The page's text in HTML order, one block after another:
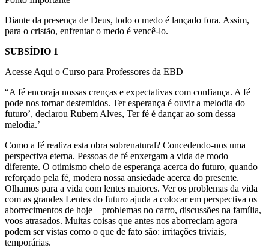
Diante da presença de Deus, todo o medo é lançado fora. Assim,
para o cristão, enfrentar o medo é vencê-lo.
SUBSÍDIO 1
Acesse Aqui o Curso para Professores da EBD
“A fé encoraja nossas crenças e expectativas com confiança. A fé
pode nos tornar destemidos. Ter esperança é ouvir a melodia do
futuro’, declarou Rubem Alves, Ter fé é dançar ao som dessa
melodia.’
Como a fé realiza esta obra sobrenatural? Concedendo-nos uma
perspectiva eterna. Pessoas de fé enxergam a vida de modo
diferente. O otimismo cheio de esperança acerca do futuro, quando
reforçado pela fé, modera nossa ansiedade acerca do presente.
Olhamos para a vida com lentes maiores. Ver os problemas da vida
com as grandes Lentes do futuro ajuda a colocar em perspectiva os
aborrecimentos de hoje – problemas no carro, discussões na família,
voos atrasados. Muitas coisas que antes nos aborreciam agora
podem ser vistas como o que de fato são: irritações triviais,
temporárias.